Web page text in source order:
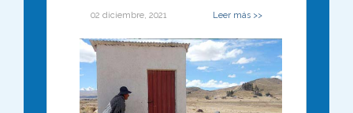
02 diciembre, 2021 Leer más >>